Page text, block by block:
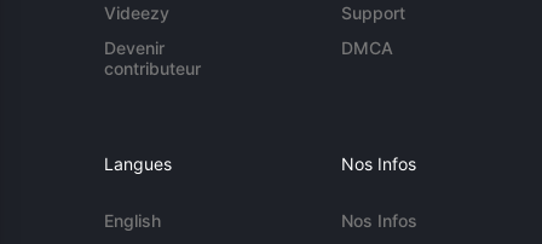
Videezy
Devenir
contributeur
Support
DMCA
Langues
English
Nos Infos
Nos Infos